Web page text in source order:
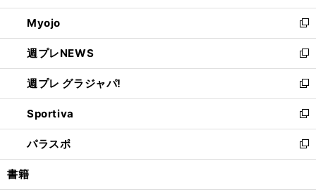
開
く
ウ
で
開
く
ン
ド
ウ
で
開
く
ウ
ィ
ン
ド
ウ
で
開
く
Myojo
新
し
い
ウ
ィ
ン
ド
ウ
で
開
週プレNEWS
新
し
い
ウ
ィ
ン
ド
ウ
開
週プレ グラジャパ!
新
し
い
ウ
ィ
ン
Sportiva
新
し
い
ウ
パラスポ
新
し
書籍